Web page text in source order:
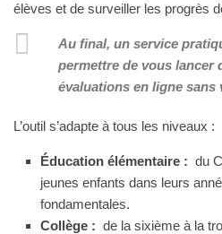
élèves et de surveiller les progrès
Au final, un service
permettre de vous lancer
évaluations en ligne sans
L’outil s’adapte à tous les niveaux :
Éducation élémentaire : du
jeunes enfants dans leurs
fondamentales.
Collège : de la sixième à la